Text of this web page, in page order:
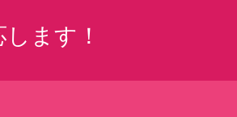
ます！